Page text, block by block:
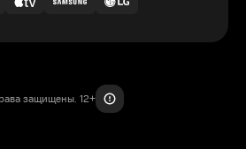
защищены. 12+